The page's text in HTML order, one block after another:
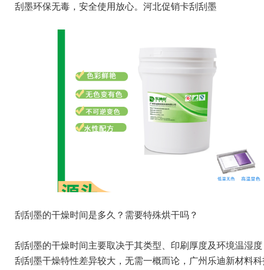
刮墨环保无毒，安全使用放心。河北促销卡刮刮墨
刮刮墨的干燥时间是多久？需要特殊烘干吗？
刮刮墨的干燥时间主要取决于其类型、印刷厚度及环境温湿
刮刮墨干燥特性差异较大，无需一概而论，广州乐迪新材料